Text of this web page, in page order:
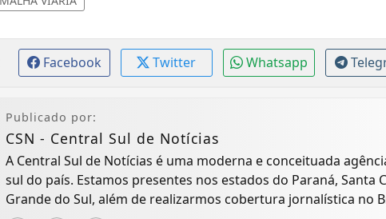
Facebook Twitter Whatsapp
Publicado por:
CSN - Central Sul de Notícias
A Central Sul de Notícias é uma moderna e conceituada
sul do país. Estamos presentes nos estados do Paraná, Santa
Grande do Sul, além de realizarmos cobertura jornalística no